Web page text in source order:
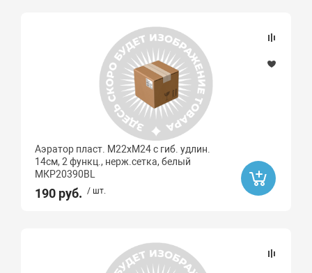
Аэратор пласт. М22хМ24 с гиб. удлин.
14см, 2 функц., нерж.сетка, белый
МКР20390BL
190 руб. / шт.